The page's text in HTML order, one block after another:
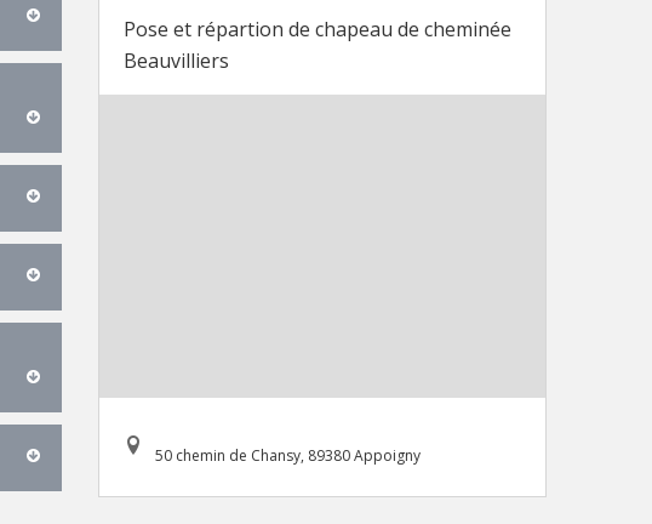
Pose et répartion de chapeau de cheminée
Beauvilliers
50 chemin de Chansy, 89380 Appoigny